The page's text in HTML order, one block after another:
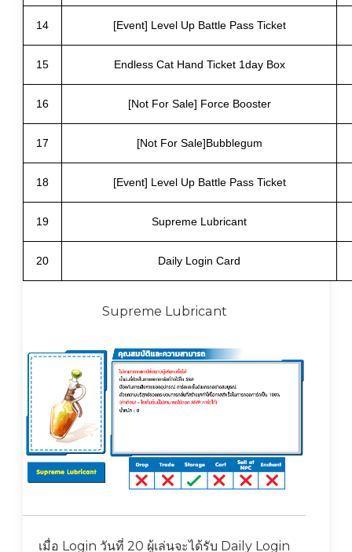
14 [Event] Level Up Battle Pass Ticket
15 Endless Cat Hand Ticket 1day Box
16 [Not For Sale] Force Booster
17 [Not For Sale]Bubblegum
18 [Event] Level Up Battle Pass Ticket
19 Supreme Lubricant
20 Daily Login Card
Supreme Lubricant
เมื่อ Login วันที่ 20 ผู้เล่นจะได้รับ Daily Login